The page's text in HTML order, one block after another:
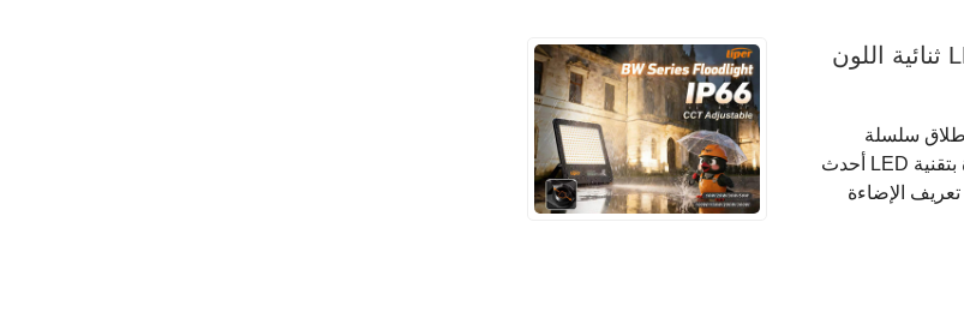
أطلقت الجيل الجديد من كشافات الإضاءة بتقنية LED ثنائية اللون
سلسلة
[FLOOD LIGHT-BW]. يدمج هذا الجيل الجديد من كشافات الإضاءة بتقنية LED أحدث
الإضاءة